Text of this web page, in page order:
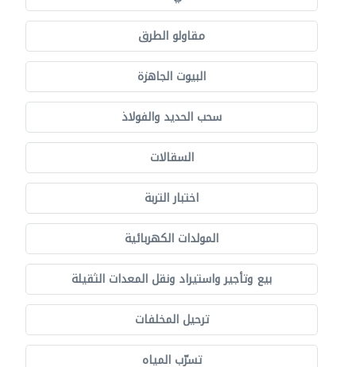
مقاولو الطرق
البيوت الجاهزة
سحب الحديد والفولاذ
السقالات
اختبار التربة
المولدات الكهربائية
بيع وتأجير واستيراد ونقل المعدات الثقيلة
ترحيل المخلفات
تسرّب المياه